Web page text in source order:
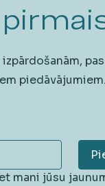
piedāvājumiem.
mani jūsu